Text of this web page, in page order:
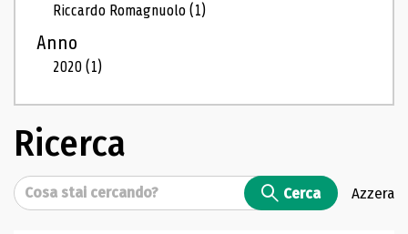
Riccardo Romagnuolo(1)
Anno
2020(1)
Ricerca
Cerca Cerca Azzera